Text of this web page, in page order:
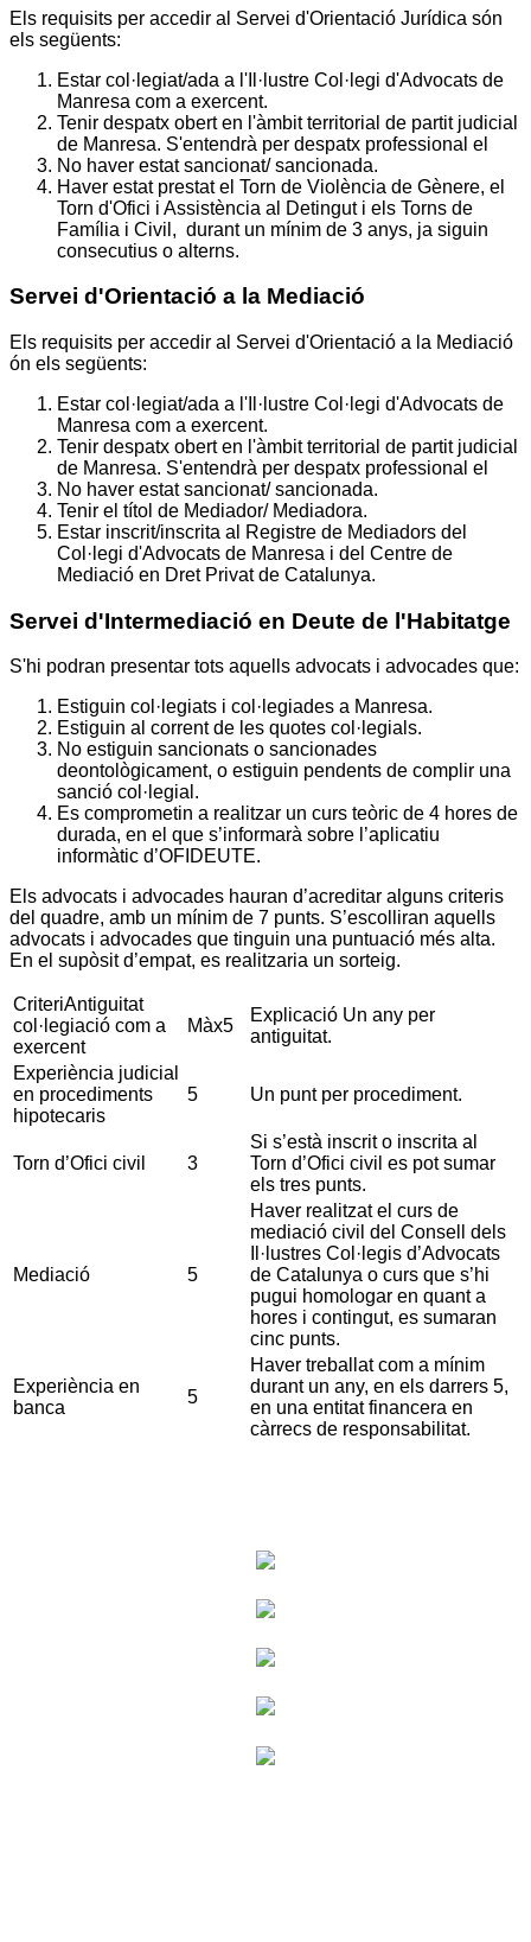
Els requisits per accedir al Servei d'Orientació Jurídica són
els següents:
Estar col·legiat/ada a l'Il·lustre Col·legi d'Advocats de
Manresa com a exercent.
Tenir despatx obert en l'àmbit territorial de partit judicial
de Manresa. S'entendrà per despatx professional el
No haver estat sancionat/ sancionada.
Haver estat prestat el Torn de Violència de Gènere, el
Torn d'Ofici i Assistència al Detingut i els Torns de
Família i Civil, durant un mínim de 3 anys, ja siguin
consecutius o alterns.
Servei d'Orientació a la Mediació
Els requisits per accedir al Servei d'Orientació a la Mediació
ón els següents:
Estar col·legiat/ada a l'Il·lustre Col·legi d'Advocats de
Manresa com a exercent.
Tenir despatx obert en l'àmbit territorial de partit judicial
de Manresa. S'entendrà per despatx professional el
No haver estat sancionat/ sancionada.
Tenir el títol de Mediador/ Mediadora.
Estar inscrit/inscrita al Registre de Mediadors del
Col·legi d'Advocats de Manresa i del Centre de
Mediació en Dret Privat de Catalunya.
Servei d'Intermediació en Deute de l'Habitatge
S'hi podran presentar tots aquells advocats i advocades que:
Estiguin col·legiats i col·legiades a Manresa.
Estiguin al corrent de les quotes col·legials.
No estiguin sancionats o sancionades
deontològicament, o estiguin pendents de complir una
sanció col·legial.
Es comprometin a realitzar un curs teòric de 4 hores de
durada, en el que s’informarà sobre l’aplicatiu
informàtic d’OFIDEUTE.
Els advocats i advocades hauran d’acreditar alguns criteris
del quadre, amb un mínim de 7 punts. S’escolliran aquells
advocats i advocades que tinguin una puntuació més alta.
En el supòsit d’empat, es realitzaria un sorteig.
CriteriAntiguitat
col·legiació com a
exercent
Màx5
Explicació Un any per
antiguitat.
Experiència judicial
en procediments
hipotecaris
5 Un punt per procediment.
Torn d’Ofici civil 3
Si s’està inscrit o inscrita al
Torn d’Ofici civil es pot sumar
els tres punts.
Mediació 5
Haver realitzat el curs de
mediació civil del Consell dels
Il·lustres Col·legis d’Advocats
de Catalunya o curs que s’hi
pugui homologar en quant a
hores i contingut, es sumaran
cinc punts.
Experiència en
banca
5
Haver treballat com a mínim
durant un any, en els darrers 5,
en una entitat financera en
càrrecs de responsabilitat.